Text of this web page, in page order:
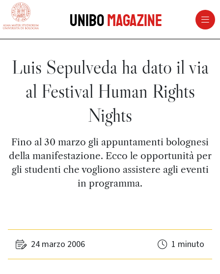
vai al contenuto della pagina
UniboMagazine
Luis Sepulveda ha dato il via
al Festival Human Rights
Nights
Fino al 30 marzo gli appuntamenti bolognesi
della manifestazione. Ecco le opportunità per
gli studenti che vogliono assistere agli eventi
in programma.
24 marzo 2006 1 minuto